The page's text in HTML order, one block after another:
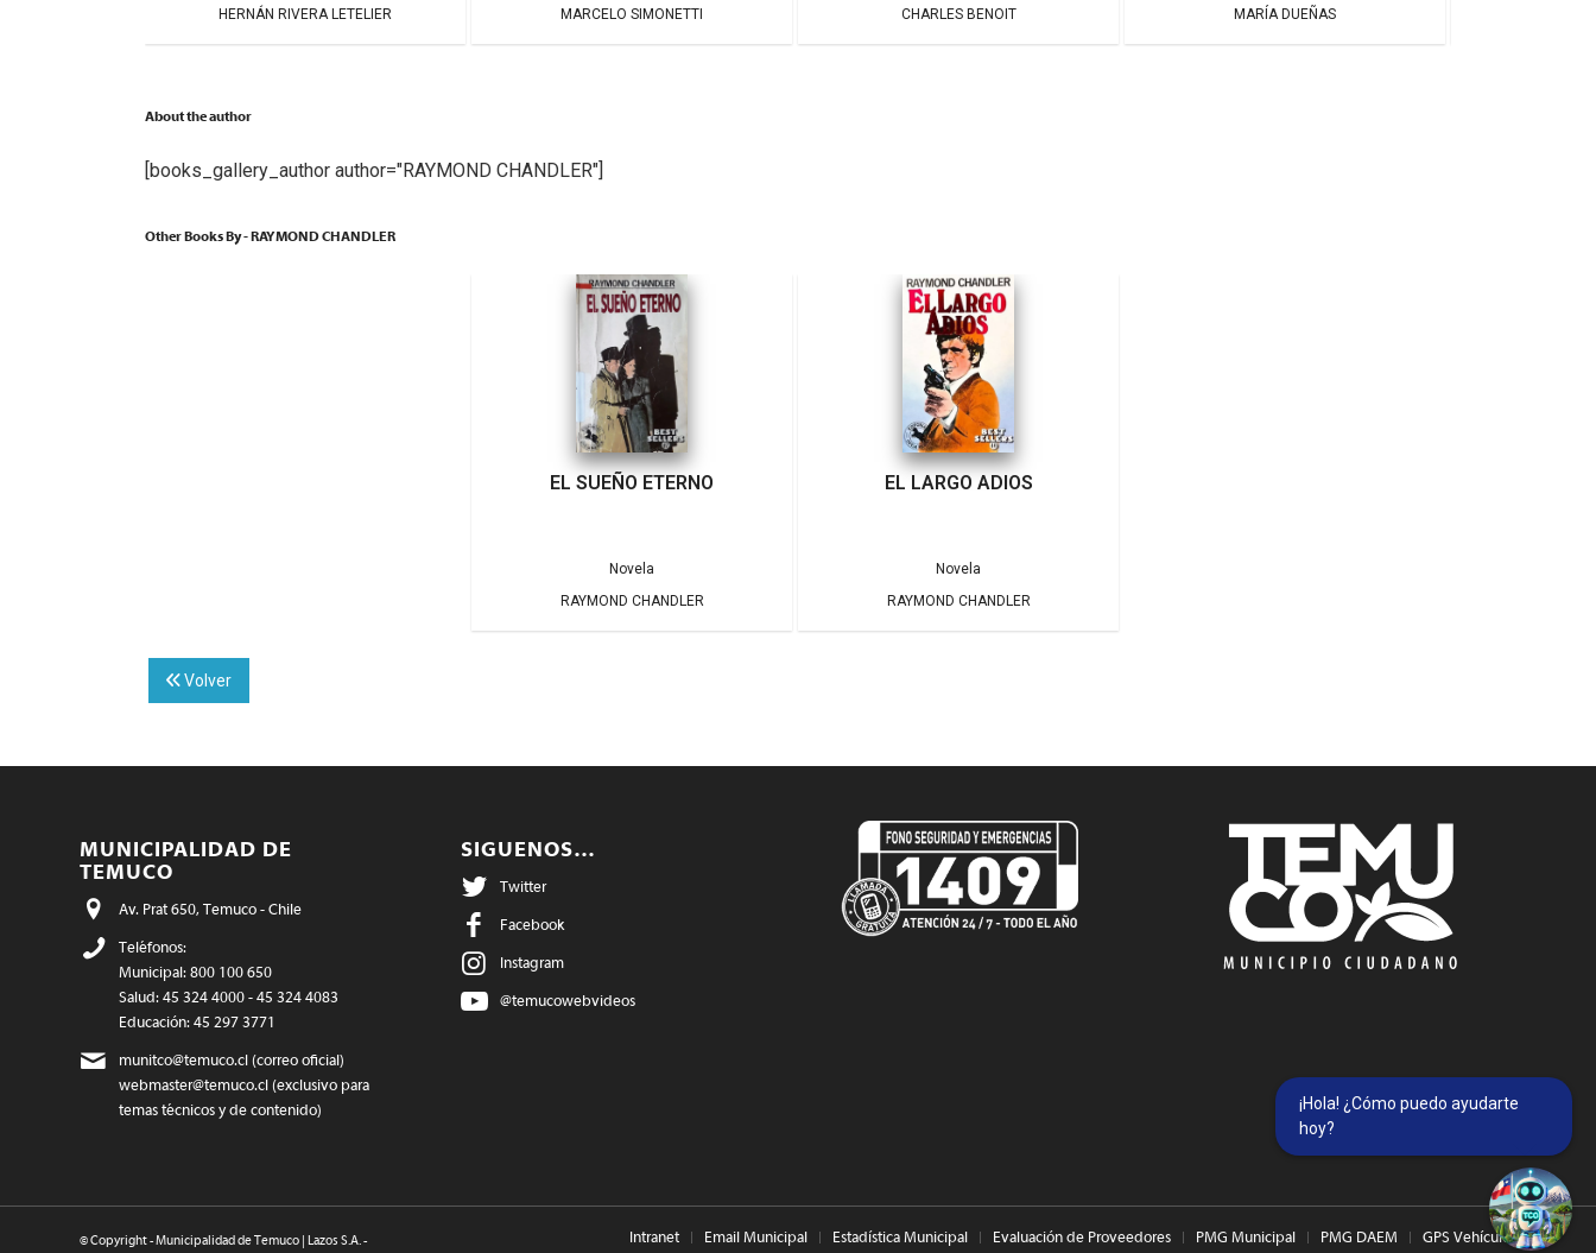
HERNÁN RIVERA LETELIER
MARCELO SIMONETTI
CHARLES BENOIT
MARÍA DUEÑAS
About the author
[books_gallery_author author="RAYMOND CHANDLER"]
Other Books By - RAYMOND CHANDLER
EL SUEÑO ETERNO
Novela
RAYMOND CHANDLER
EL LARGO ADIOS
Novela
RAYMOND CHANDLER
Volver
MUNICIPALIDAD DE
TEMUCO
Av. Prat 650, Temuco - Chile
Teléfonos:
Municipal: 800 100 650
Salud: 45 324 4000 - 45 324 4083
Educación: 45 297 3771
munitco@temuco.cl (correo oficial)
webmaster@temuco.cl (exclusivo para
temas técnicos y de contenido)
SIGUENOS…
Twitter
Facebook
Instagram
@temucowebvideos
© Copyright - Municipalidad de Temuco | Lazos S.A. - Intranet Email Municipal Estadística Municipal Evaluación de Proveedores PMG Municipal PMG DAEM GPS Vehículos
¡Hola! ¿Cómo puedo ayudarte
hoy?